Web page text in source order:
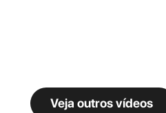
Veja outros vídeos